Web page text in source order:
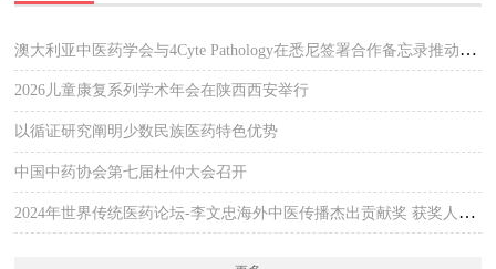
澳大利亚中医药学会与4Cyte Pathology在悉尼签署合作备忘录推动中医临床与现代病理检测协作 开启澳大利亚中医专业发展新篇章
2026儿童康复系列学术年会在陕西西安举行
以循证研究阐明少数民族医药特色优势
中国中药协会第七届杜仲大会召开
2024年世界传统医药论坛-李文忠海外中医传播杰出贡献奖 获奖人员公示